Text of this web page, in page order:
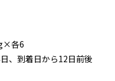
各6
、到着日から12日前後